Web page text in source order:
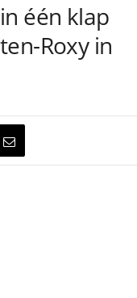
één klap
Roxy in